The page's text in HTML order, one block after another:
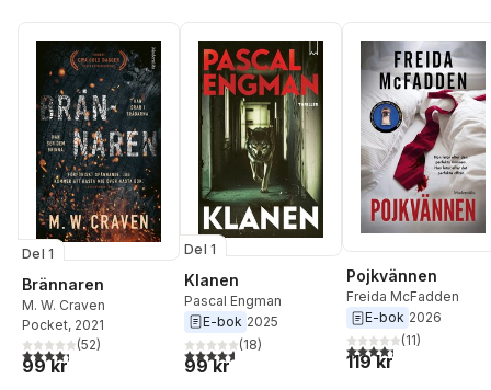
Del 1
Brännaren
M. W. Craven
Pocket, 2021
4,3utav 5 stjärnor. Totalt antal röster:
(52)
99 kr
Del 1
Klanen
Pascal Engman
E-bok 2025
4,6utav 5 stjärnor. Totalt antal röster:
(18)
99 kr
Pojkvännen
Freida McFadden
E-bok 2026
4,3utav 5 stjärnor.
(11)
119 kr